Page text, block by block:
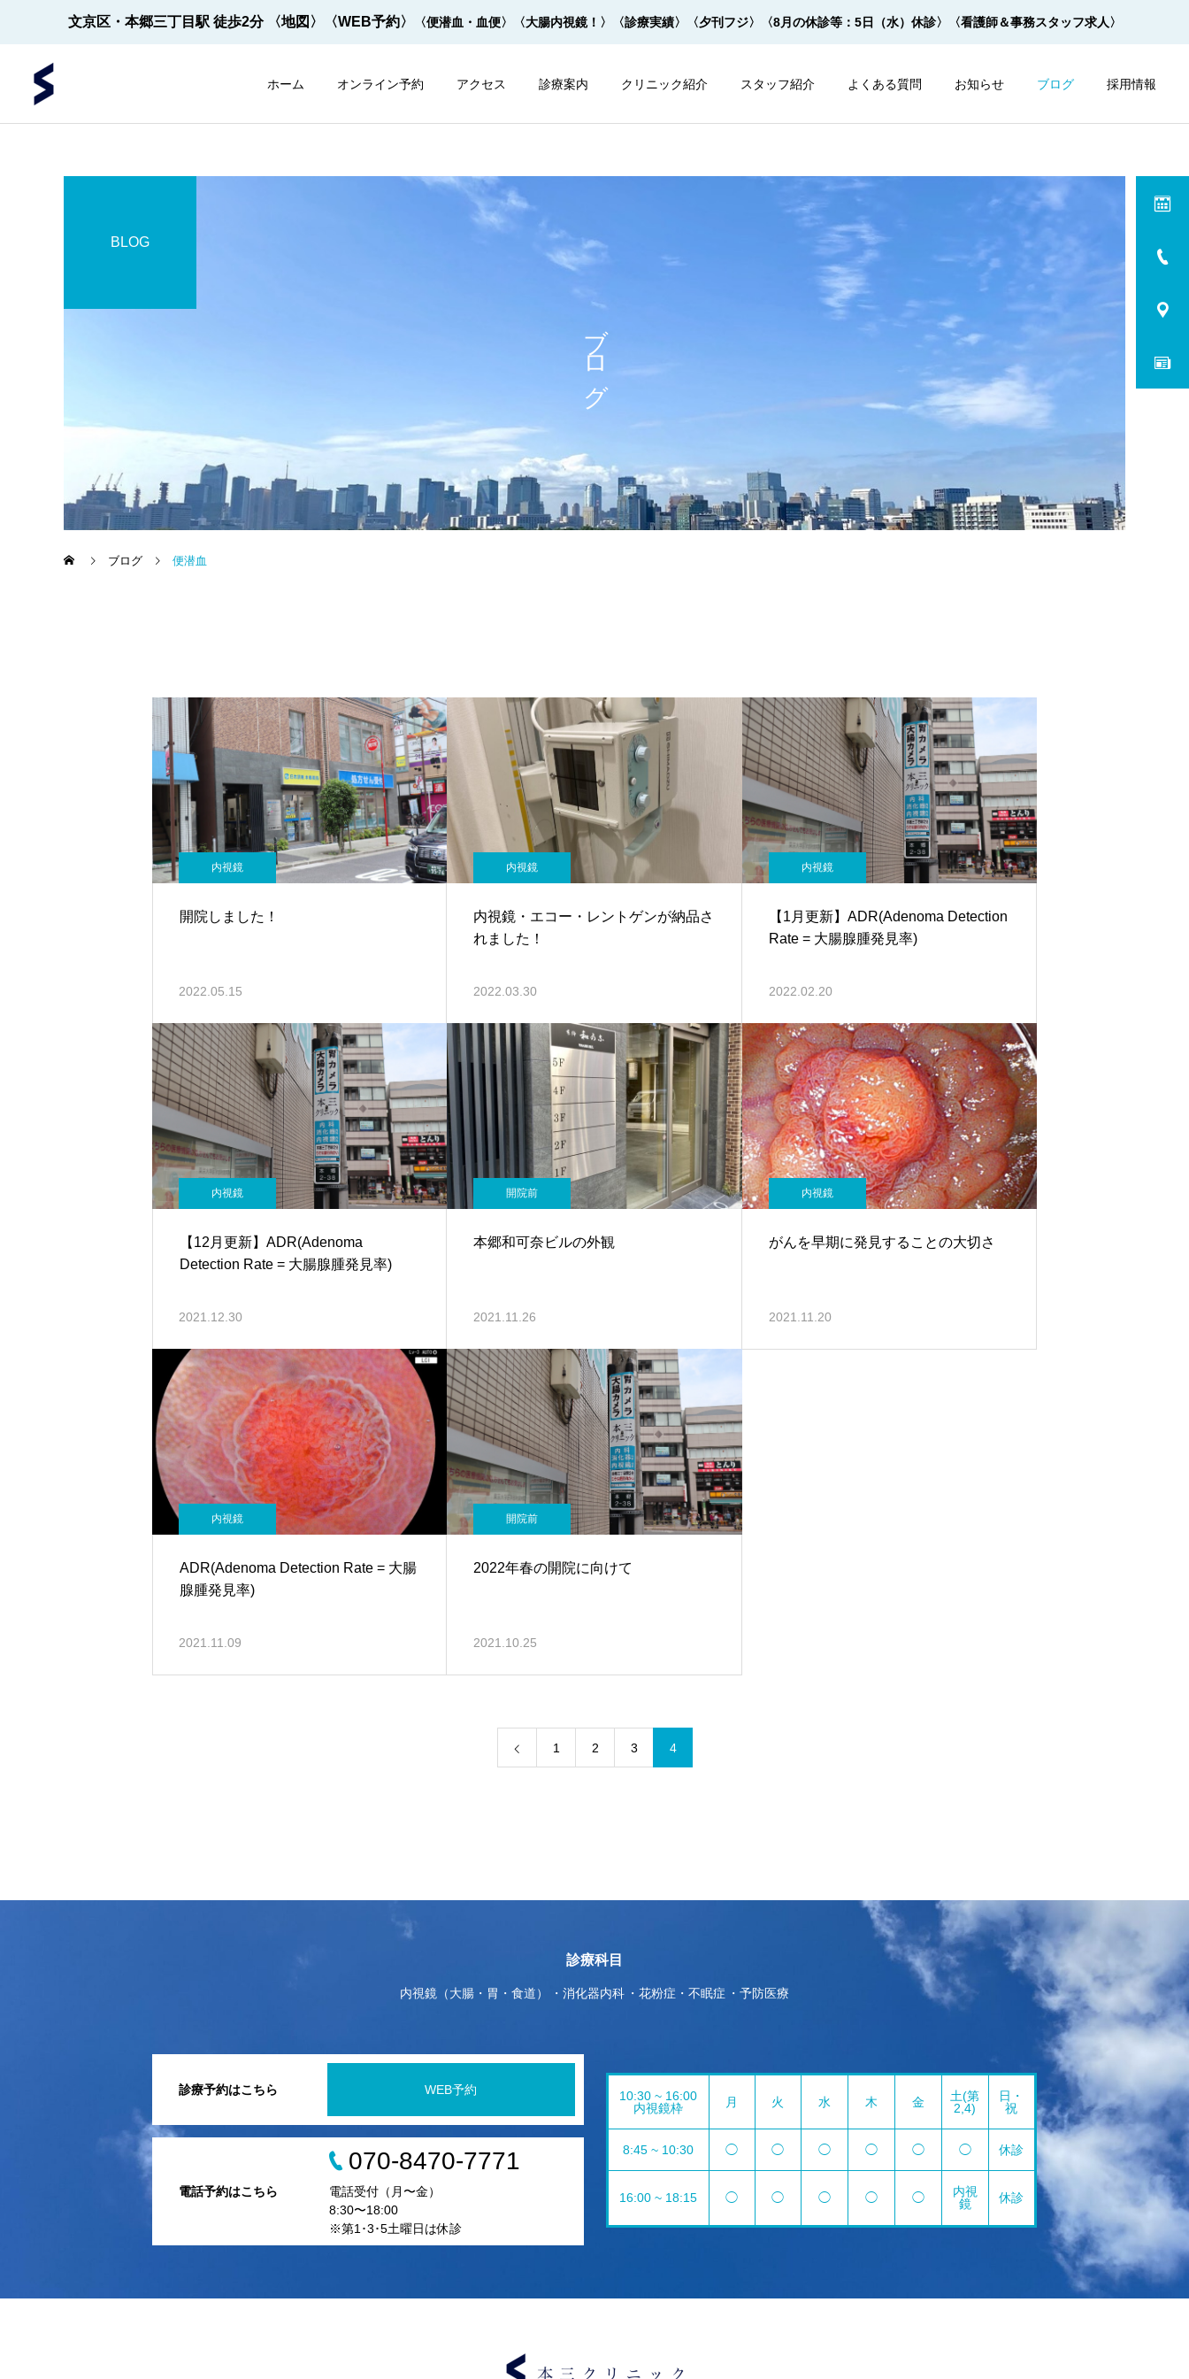
文京区・本郷三丁目駅 徒歩2分 〈地図〉 〈WEB予約〉 〈便潜血・血便〉 〈大腸内視鏡！〉 〈診療実績〉 〈夕刊フジ〉 〈8月の休診等：5日（水）休診〉 〈看護師＆事務スタッフ求人〉
ホーム オンライン予約 アクセス 診療案内 クリニック紹介 スタッフ紹介 よくある質問 お知らせ ブログ 採用情報
内視鏡の先端！
サルプレップの飲み方 ２杯
内視鏡
モビプレップの飲み方 ２杯
ブログ
BLOG
ブログ 便潜血
内視鏡
開院しました！
2022.05.15
内視鏡
内視鏡・エコー・レントゲンが納品さ
れました！
2022.03.30
内視鏡
【1月更新】ADR(Adenoma Detection
Rate = 大腸腺腫発見率)
2022.02.20
内視鏡
【12月更新】ADR(Adenoma
Detection Rate = 大腸腺腫発見率)
2021.12.30
開院前
本郷和可奈ビルの外観
2021.11.26
内視鏡
がんを早期に発見することの大切さ
2021.11.20
内視鏡
ADR(Adenoma Detection Rate = 大腸
腺腫発見率)
2021.11.09
開院前
2022年春の開院に向けて
2021.10.25
1 2 3 4
診療科目
内視鏡（大腸・胃・食道） 消化器内科 花粉症・不眠症 予防医療
診療予約はこちら WEB予約
電話予約はこちら
070-8470-7771
電話受付（月〜金）
8:30〜18:00
※第1･3･5土曜日は休診
10:30 ~ 16:00
内視鏡枠
月 火 水 木 金
土(第
2,4)
日・
祝
8:45 ~ 10:30 ◯ ◯ ◯ ◯ ◯ ◯ 休診
16:00 ~ 18:15 ◯ ◯ ◯ ◯ ◯
内視
鏡
休診